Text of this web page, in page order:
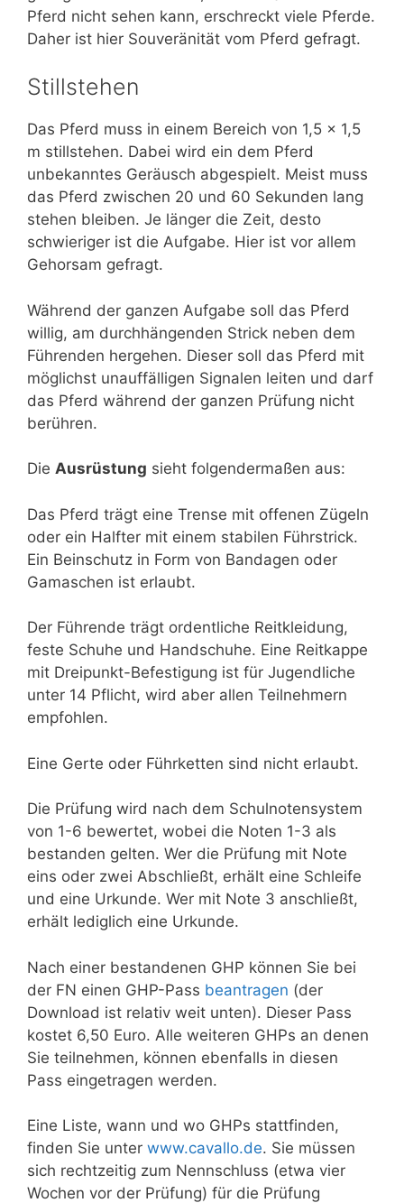
Pferd nicht sehen kann, erschreckt viele Pferde.
Daher ist hier Souveränität vom Pferd gefragt.
Stillstehen
Das Pferd muss in einem Bereich von 1,5 x 1,5
m stillstehen. Dabei wird ein dem Pferd
unbekanntes Geräusch abgespielt. Meist muss
das Pferd zwischen 20 und 60 Sekunden lang
stehen bleiben. Je länger die Zeit, desto
schwieriger ist die Aufgabe. Hier ist vor allem
Gehorsam gefragt.
Während der ganzen Aufgabe soll das Pferd
willig, am durchhängenden Strick neben dem
Führenden hergehen. Dieser soll das Pferd mit
möglichst unauffälligen Signalen leiten und darf
das Pferd während der ganzen Prüfung nicht
berühren.
Die Ausrüstung sieht folgendermaßen aus:
Das Pferd trägt eine Trense mit offenen Zügeln
oder ein Halfter mit einem stabilen Führstrick.
Ein Beinschutz in Form von Bandagen oder
Gamaschen ist erlaubt.
Der Führende trägt ordentliche Reitkleidung,
feste Schuhe und Handschuhe. Eine Reitkappe
mit Dreipunkt-Befestigung ist für Jugendliche
unter 14 Pflicht, wird aber allen Teilnehmern
empfohlen.
Eine Gerte oder Führketten sind nicht erlaubt.
Die Prüfung wird nach dem Schulnotensystem
von 1-6 bewertet, wobei die Noten 1-3 als
bestanden gelten. Wer die Prüfung mit Note
eins oder zwei Abschließt, erhält eine Schleife
und eine Urkunde. Wer mit Note 3 anschließt,
erhält lediglich eine Urkunde.
Nach einer bestandenen GHP können Sie bei
der FN einen GHP-Pass beantragen (der
Download ist relativ weit unten). Dieser Pass
kostet 6,50 Euro. Alle weiteren GHPs an denen
Sie teilnehmen, können ebenfalls in diesen
Pass eingetragen werden.
Eine Liste, wann und wo GHPs stattfinden,
finden Sie unter www.cavallo.de. Sie müssen
sich rechtzeitig zum Nennschluss (etwa vier
Wochen vor der Prüfung) für die Prüfung